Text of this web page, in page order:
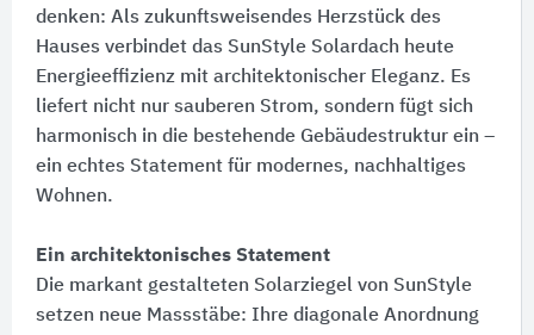
denken:​ Als zukunftsweisendes Herzstück des
Hauses verbindet das SunStyle Solardach heute
Energieeffizienz mit architektonischer Eleganz. Es
liefert nicht nur sauberen Strom, sondern fügt sich
harmonisch in die bestehende Gebäudestruktur ein –
ein echtes Statement für modernes, nachhaltiges
Wohnen.
Ein architektonisches Statement
Die markant gestalteten Solarziegel von SunStyle
setzen neue Massstäbe:​ Ihre diagonale Anordnung